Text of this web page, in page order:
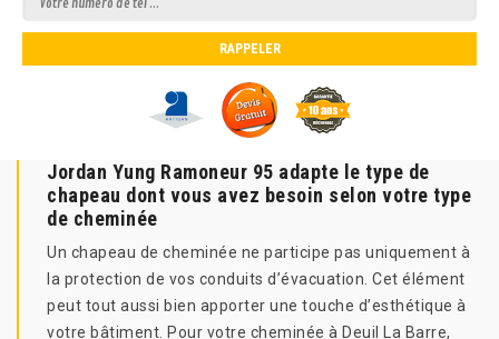
Jordan Yung Ramoneur 95 adapte le type de
chapeau dont vous avez besoin selon votre type
de cheminée
Un chapeau de cheminée ne participe pas uniquement à
la protection de vos conduits d’évacuation. Cet élément
peut tout aussi bien apporter une touche d’esthétique à
votre bâtiment. Pour votre cheminée à Deuil La Barre,